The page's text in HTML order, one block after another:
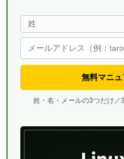
無料マニ
姓・名・メールの3つだけ／